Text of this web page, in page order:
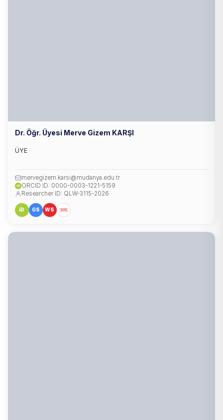
Dr. Öğr. Üyesi Merve Gizem KARŞI
ÜYE
mervegizem.karsi@mudanya.edu.tr
iD ORCID ID: 0000-0003-1221-5159
Researcher ID: QLW-3115-2026
iD GS WS